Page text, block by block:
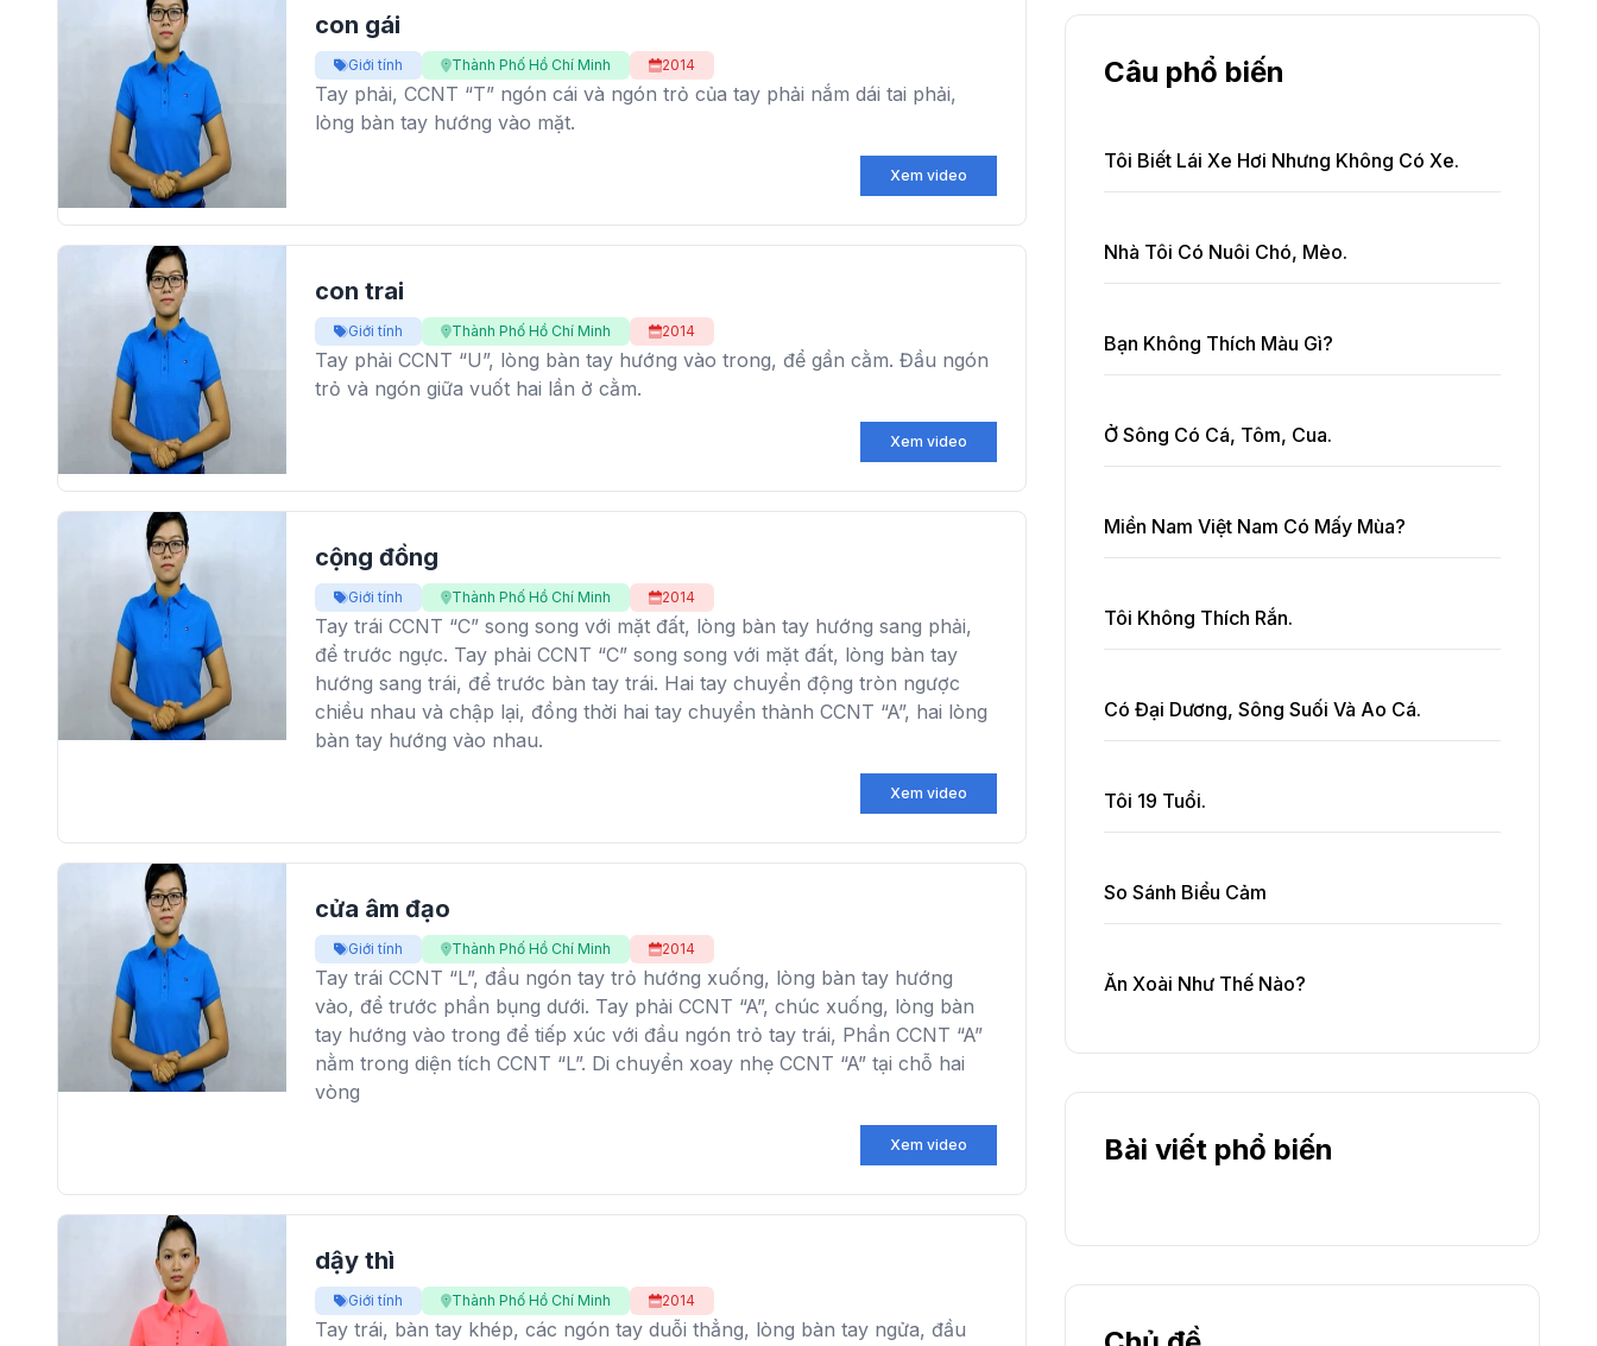
con gái
Giới tính Thành Phố Hồ Chí Minh 2014
Tay phải, CCNT “T” ngón cái và ngón trỏ của tay phải nắm dái tai phải,
lòng bàn tay hướng vào mặt.
Xem video
con trai
Giới tính Thành Phố Hồ Chí Minh 2014
Tay phải CCNT “U”, lòng bàn tay hướng vào trong, để gần cằm. Đầu ngón
trỏ và ngón giữa vuốt hai lần ở cằm.
Xem video
cộng đồng
Giới tính Thành Phố Hồ Chí Minh 2014
Tay trái CCNT “C” song song với mặt đất, lòng bàn tay hướng sang phải,
để trước ngực. Tay phải CCNT “C” song song với mặt đất, lòng bàn tay
hướng sang trái, để trước bàn tay trái. Hai tay chuyển động tròn ngược
chiều nhau và chập lại, đồng thời hai tay chuyển thành CCNT “A”, hai lòng
bàn tay hướng vào nhau.
Xem video
cửa âm đạo
Giới tính Thành Phố Hồ Chí Minh 2014
Tay trái CCNT “L”, đầu ngón tay trỏ hướng xuống, lòng bàn tay hướng
vào, để trước phần bụng dưới. Tay phải CCNT “A”, chúc xuống, lòng bàn
tay hướng vào trong để tiếp xúc với đầu ngón trỏ tay trái, Phần CCNT “A”
nằm trong diện tích CCNT “L”. Di chuyển xoay nhẹ CCNT “A” tại chỗ hai
vòng
Xem video
dậy thì
Giới tính Thành Phố Hồ Chí Minh 2014
Tay trái, bàn tay khép, các ngón tay duỗi thẳng, lòng bàn tay ngửa, đầu
Câu phổ biến
Tôi Biết Lái Xe Hơi Nhưng Không Có Xe.
Nhà Tôi Có Nuôi Chó, Mèo.
Bạn Không Thích Màu Gì?
Ở Sông Có Cá, Tôm, Cua.
Miền Nam Việt Nam Có Mấy Mùa?
Tôi Không Thích Rắn.
Có Đại Dương, Sông Suối Và Ao Cá.
Tôi 19 Tuổi.
So Sánh Biểu Cảm
Ăn Xoài Như Thế Nào?
Bài viết phổ biến